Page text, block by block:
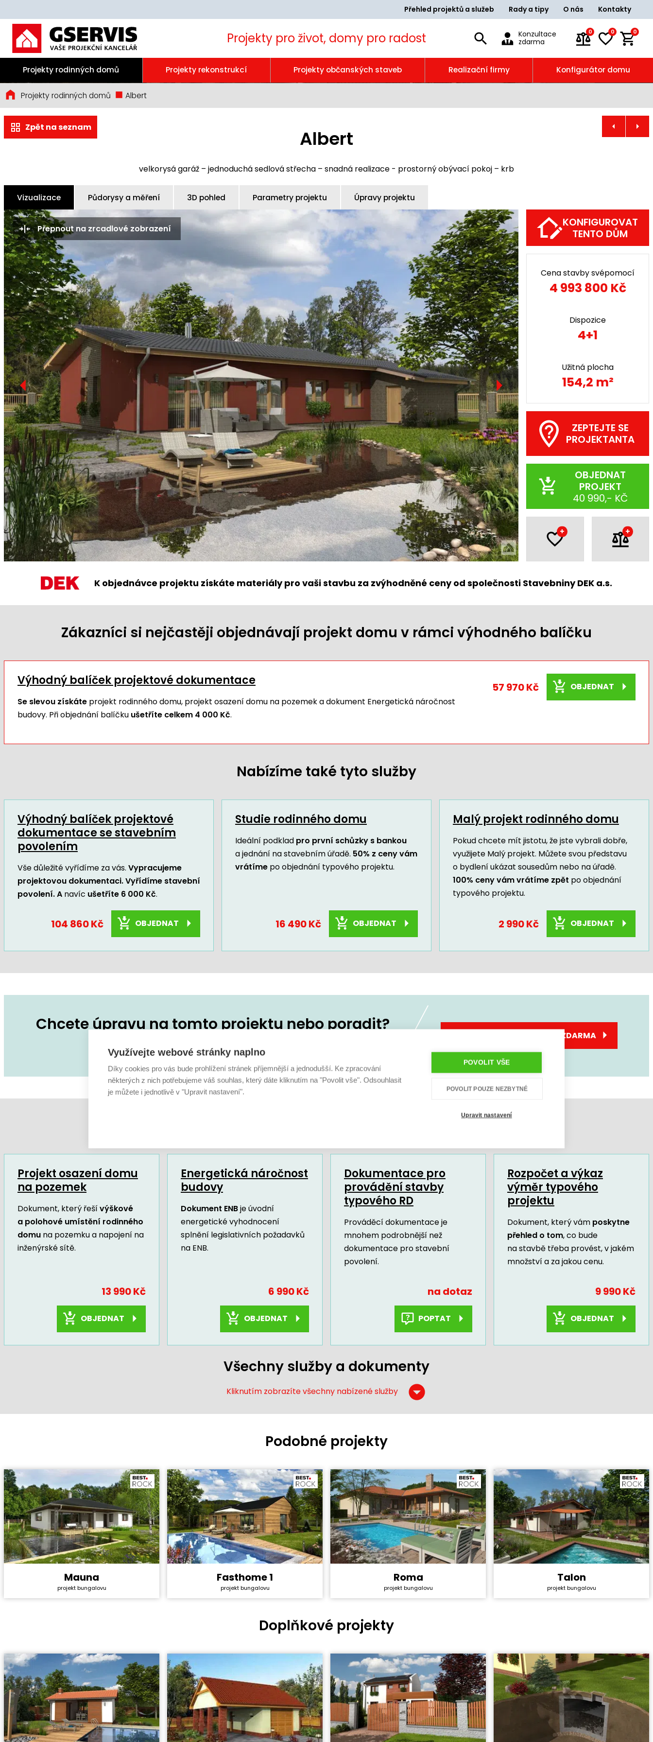
Přehled projektů a služeb Rady a tipy O nás Kontakty
Projekty pro život, domy pro radost
Konzultace
zdarma
0 0 0
Projekty rodinných domů Projekty rekonstrukcí Projekty občanských staveb Realizační firmy Konfigurátor domu
Projekty rodinných domů Albert
Albert
Zpět na seznam
velkorysá garáž – jednoduchá sedlová střecha – snadná realizace - prostorný obývací pokoj – krb
Vizualizace Půdorysy a měření 3D pohled Parametry projektu Úpravy projektu
Přepnout na zrcadlové zobrazení
KONFIGUROVAT
TENTO DŮM
Cena stavby svépomocí
4 993 800 Kč
Dispozice
4+1
Užitná plocha
154,2 m²
ZEPTEJTE SE
PROJEKTANTA
OBJEDNAT
PROJEKT
40 990,- KČ
+ +
K objednávce projektu získáte materiály pro vaši stavbu za zvýhodněné ceny od společnosti Stavebniny DEK a.s.
Zákazníci si nejčastěji objednávají projekt domu v rámci výhodného balíčku
Výhodný balíček projektové dokumentace
Se slevou získáte projekt rodinného domu, projekt osazení domu na pozemek a dokument Energetická náročnost
budovy. Při objednání balíčku ušetříte celkem 4 000 Kč.
57 970 Kč OBJEDNAT
Nabízíme také tyto služby
Výhodný balíček projektové
dokumentace se stavebním
povolením
Vše důležité vyřídíme za vás. Vypracujeme
projektovou dokumentaci. Vyřídíme stavební
povolení. A navíc ušetříte 6 000 Kč.
104 860 Kč OBJEDNAT
Studie rodinného domu
Ideální podklad pro první schůzky s bankou
a jednání na stavebním úřadě. 50% z ceny vám
vrátímepo objednání typového projektu.
16 490 Kč OBJEDNAT
Malý projekt rodinného domu
Pokud chcete mít jistotu, že jste vybrali dobře,
využijete Malý projekt. Můžete svou představu
o bydlení ukázat sousedům nebo na úřadě.
100% ceny vám vrátíme zpět po objednání
typového projektu.
2 990 Kč OBJEDNAT
Chcete úpravu na tomto projektu nebo poradit?
Zeptejte se na cokoliv236 160 333
SJEDNEJTE SI KONZULTACI ZDARMA
Projekt osazení domu
na pozemek
Dokument, který řešívýškové
a polohové umístění rodinného
domu na pozemku a napojení na
inženýrské sítě.
13 990 Kč
OBJEDNAT
Energetická náročnost
budovy
Dokument ENBje úvodní
energetické vyhodnocení
splnění legislativních požadavků
na ENB.
6 990 Kč
OBJEDNAT
Dokumentace pro
provádění stavby
typového RD
Prováděcí dokumentace je
mnohem podrobnější než
dokumentace pro stavební
povolení.
na dotaz
POPTAT
Rozpočet a výkaz
výměr typového
projektu
Dokument, který vám poskytne
přehled o tom, co bude
na stavbě třeba provést, v jakém
množství a za jakou cenu.
9 990 Kč
OBJEDNAT
Všechny služby a dokumenty
Kliknutím zobrazíte všechny nabízené služby
Podobné projekty
Cena stavby svépomocí:
Cena projektu:
Mauna
projekt bungalovu
Cena stavby svépomocí:
Cena projektu:
Fasthome 1
projekt bungalovu
Cena stavby svépomocí:
Cena projektu:
Roma
projekt bungalovu
Cena stavby svépomocí:
Cena projektu:
Talon
projekt bungalovu
Doplňkové projekty
Využívejte webové stránky naplno
Díky cookies pro vás bude prohlížení stránek příjemnější a jednodušší. Ke zpracování
některých z nich potřebujeme váš souhlas, který dáte kliknutím na "Povolit vše". Odsouhlasit
je můžete i jednotlivě v "Upravit nastavení".
POVOLIT VŠE
POVOLIT POUZE NEZBYTNÉ
Upravit nastavení